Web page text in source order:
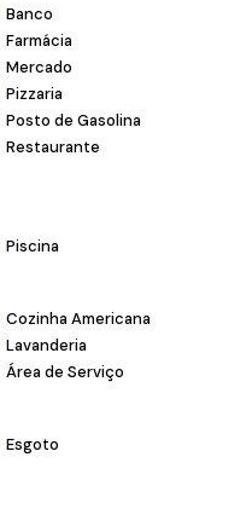
Banco
Farmácia
Mercado
Pizzaria
Posto de Gasolina
Restaurante
Piscina
Cozinha Americana
Lavanderia
Área de Serviço
Esgoto